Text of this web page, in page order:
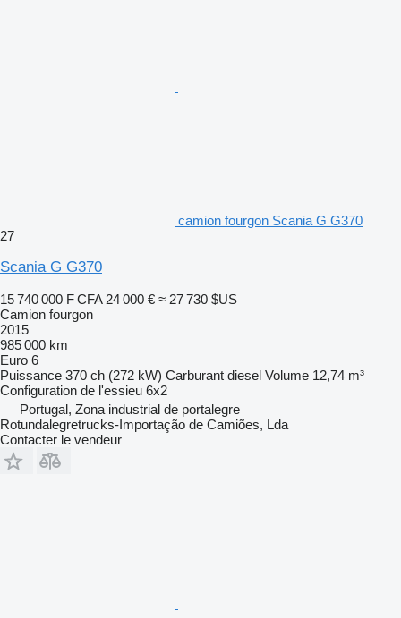
camion fourgon Scania G G370
27
Scania G G370
15 740 000 F CFA 24 000 € ≈ 27 730 $US
Camion fourgon
2015
985 000 km
Euro 6
Puissance 370 ch (272 kW) Carburant diesel Volume 12,74 m³
Configuration de l'essieu 6x2
Portugal, Zona industrial de portalegre
Rotundalegretrucks-Importação de Camiões, Lda
Contacter le vendeur